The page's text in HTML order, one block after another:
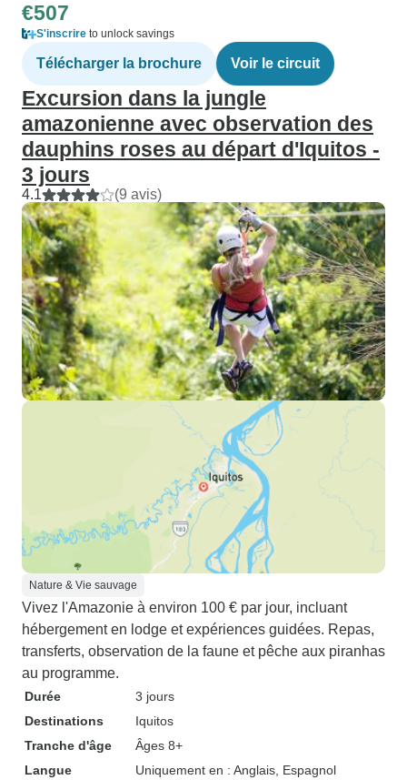
€507
S'inscrire to unlock savings
Télécharger la brochure Voir le circuit
Excursion dans la jungle
amazonienne avec observation des
dauphins roses au départ d'Iquitos -
3 jours
4.1 (9 avis)
Nature & Vie sauvage
Vivez l'Amazonie à environ 100 € par jour, incluant
hébergement en lodge et expériences guidées. Repas,
transferts, observation de la faune et pêche aux piranhas
au programme.
Durée
3 jours
Destinations
Iquitos
Tranche d'âge
Âges 8+
Langue
Uniquement en : Anglais, Espagnol